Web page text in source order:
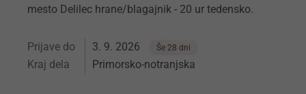
mesto Delilec hrane/blagajnik - 20 ur tedensko.
Prijave do 3. 9. 2026 Še 28 dni
Kraj dela Primorsko-notranjska